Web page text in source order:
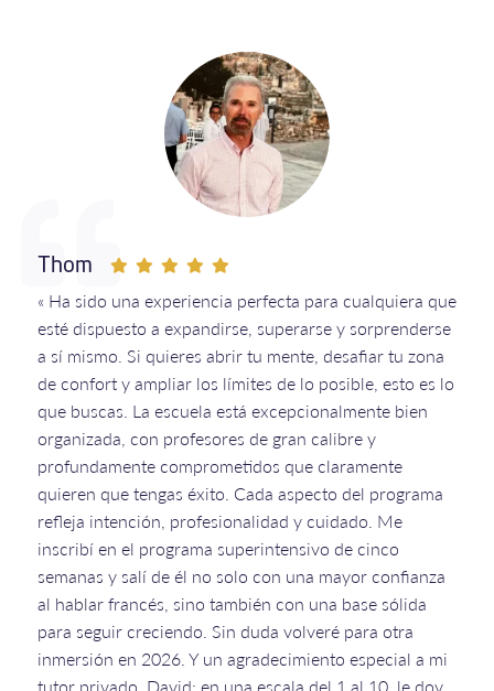
Thom
« Ha sido una experiencia perfecta para cualquiera que
esté dispuesto a expandirse, superarse y sorprenderse
a sí mismo. Si quieres abrir tu mente, desafiar tu zona
de confort y ampliar los límites de lo posible, esto es lo
que buscas. La escuela está excepcionalmente bien
organizada, con profesores de gran calibre y
profundamente comprometidos que claramente
quieren que tengas éxito. Cada aspecto del programa
refleja intención, profesionalidad y cuidado. Me
inscribí en el programa superintensivo de cinco
semanas y salí de él no solo con una mayor confianza
al hablar francés, sino también con una base sólida
para seguir creciendo. Sin duda volveré para otra
inmersión en 2026. Y un agradecimiento especial a mi